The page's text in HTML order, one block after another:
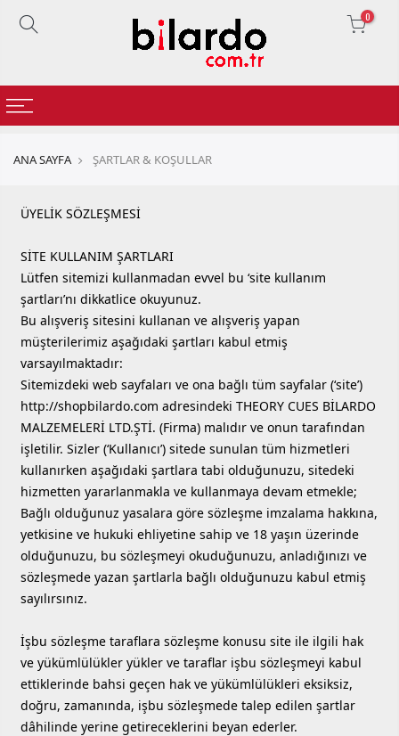
0
ANA SAYFA ŞARTLAR & KOŞULLAR
ÜYELİK SÖZLEŞMESİ
SİTE KULLANIM ŞARTLARI
Lütfen sitemizi kullanmadan evvel bu ‘site kullanım
şartları’nı dikkatlice okuyunuz.
Bu alışveriş sitesini kullanan ve alışveriş yapan
müşterilerimiz aşağıdaki şartları kabul etmiş
varsayılmaktadır:
Sitemizdeki web sayfaları ve ona bağlı tüm sayfalar (‘site’)
http://shopbilardo.com adresindeki THEORY CUES BİLARDO
MALZEMELERİ LTD.ŞTİ. (Firma) malıdır ve onun tarafından
işletilir. Sizler (‘Kullanıcı’) sitede sunulan tüm hizmetleri
kullanırken aşağıdaki şartlara tabi olduğunuzu, sitedeki
hizmetten yararlanmakla ve kullanmaya devam etmekle;
Bağlı olduğunuz yasalara göre sözleşme imzalama hakkına,
yetkisine ve hukuki ehliyetine sahip ve 18 yaşın üzerinde
olduğunuzu, bu sözleşmeyi okuduğunuzu, anladığınızı ve
sözleşmede yazan şartlarla bağlı olduğunuzu kabul etmiş
sayılırsınız.
İşbu sözleşme taraflara sözleşme konusu site ile ilgili hak
ve yükümlülükler yükler ve taraflar işbu sözleşmeyi kabul
ettiklerinde bahsi geçen hak ve yükümlülükleri eksiksiz,
doğru, zamanında, işbu sözleşmede talep edilen şartlar
dâhilinde yerine getireceklerini beyan ederler.